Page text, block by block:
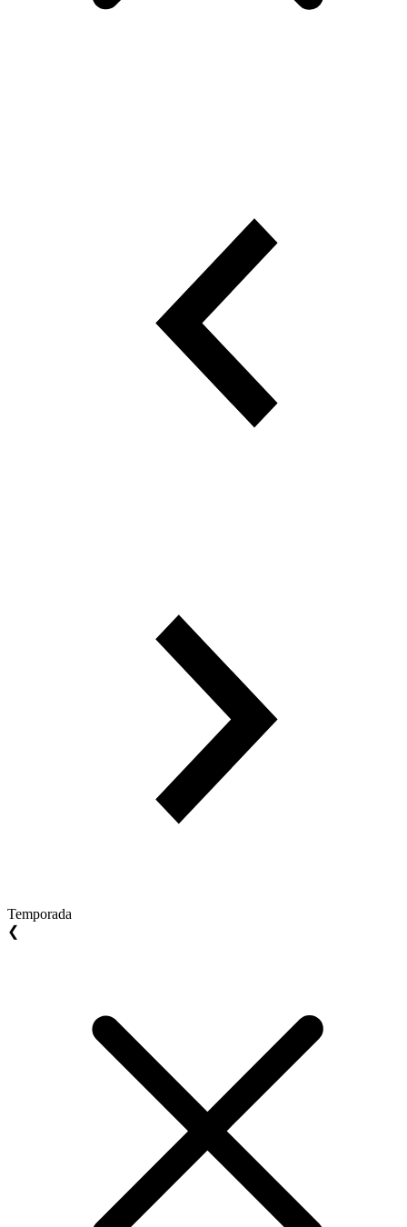
Temporada
❮